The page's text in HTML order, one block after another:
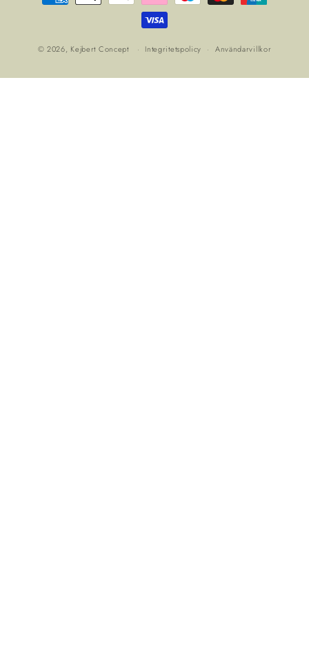
© 2026, Kejbert Concept Integritetspolicy Användarvillkor